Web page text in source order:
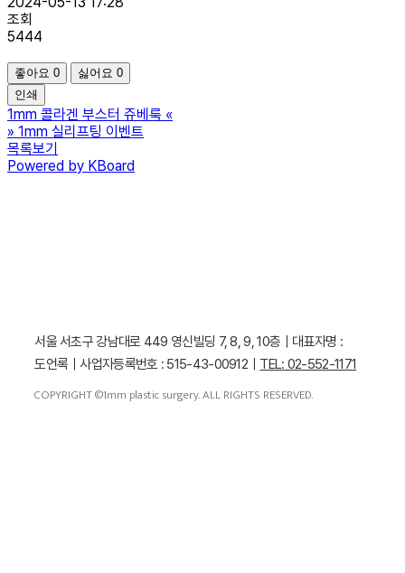
조회
5444
좋아요 0 싫어요 0
인쇄
1mm 콜라겐 부스터 쥬베룩 «
» 1mm 실리프팅 이벤트
목록보기
Powered by KBoard
서울 서초구 강남대로 449 영신빌딩 7, 8, 9, 10층｜대표자명 :
도언록｜사업자등록번호 : 515-43-00912｜ TEL: 02-552-1171
COPYRIGHT ©1mm plastic surgery. ALL RIGHTS RESERVED.